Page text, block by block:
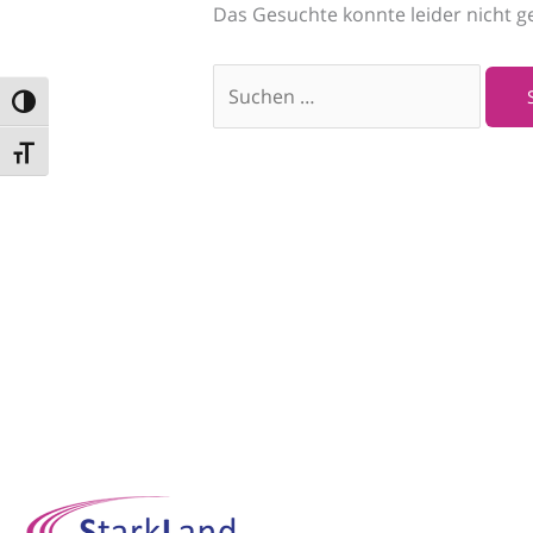
UMSCHALTEN AUF HOHE KONTRASTE
SCHRIFT VERGRÖSSERN
Das Gesuchte konnte leider nicht